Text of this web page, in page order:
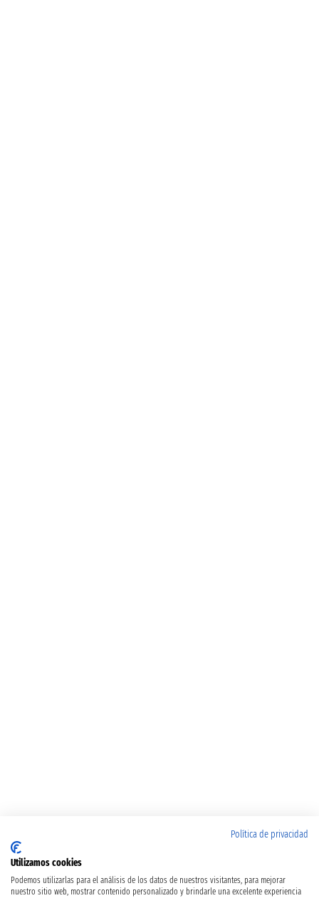
Política de privacidad
Utilizamos cookies
Podemos utilizarlas para el análisis de los datos de nuestros visitantes, para mejorar
nuestro sitio web, mostrar contenido personalizado y brindarle una excelente experiencia